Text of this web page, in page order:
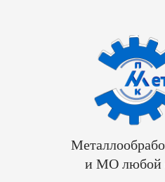
и МО любой